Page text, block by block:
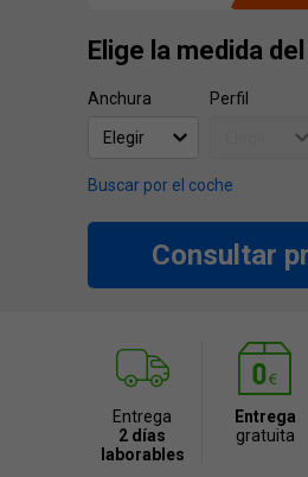
Elige la medida
Anchura Perfil
Buscar por el coche
Consultar
Entrega
2 días
laborables
Entrega
gratuita